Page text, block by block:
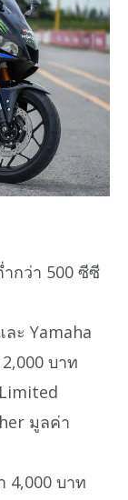
กว่า 500 ซีซี
ละ Yamaha
บาท
มูลค่า
4,000 บาท